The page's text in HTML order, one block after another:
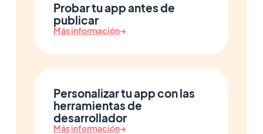
Probar tu app antes de
publicar
Más información→
Personalizar tu app con las
herramientas de
desarrollador
Más información→